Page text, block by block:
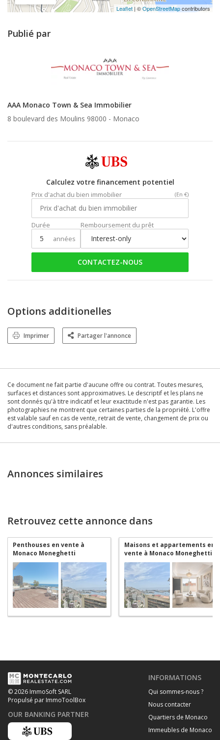
Leaflet | ©OpenStreetMapcontributors
Publié par
AAA Monaco Town & Sea Immobilier
8 boulevard des Moulins 98000 - Monaco
Calculez votre financement potentiel
Prix d'achat du bien immobilier (En €)
Durée
années
Remboursement du prêt
CONTACTEZ-NOUS
Options additionelles
Imprimer Partager l'annonce
Ce document ne fait partie d'aucune offre ou contrat. Toutes mesures,
surfaces et distances sont approximatives. Le descriptif et les plans ne
sont donnés qu'à titre indicatif et leur exactitude n'est pas garantie. Les
photographies ne montrent que certaines parties de la propriété. L'offre
est valable sauf en cas de vente, retrait de vente, changement de prix ou
d'autres conditions, sans préalable.
Annonces similaires
Retrouvez cette annonce dans
Penthouses en vente à
Monaco Moneghetti
Maisons et appartements en
vente à Monaco Moneghetti
© 2026 ImmoSoft SARL
Propulsé par ImmoToolBox
OUR BANKING PARTNER
INFORMATIONS
Qui sommes-nous ?
Nous contacter
Quartiers de Monaco
Immeubles de Monaco